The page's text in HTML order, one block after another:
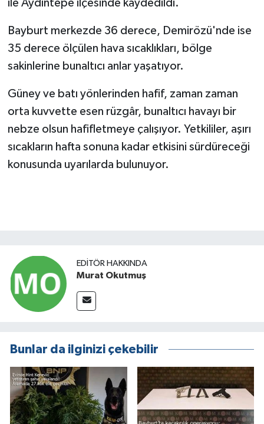
ile Aydıntepe ilçesinde kaydedildi.
Bayburt merkezde 36 derece, Demirözü'nde ise
35 derece ölçülen hava sıcaklıkları, bölge
sakinlerine bunaltıcı anlar yaşatıyor.
Güney ve batı yönlerinden hafif, zaman zaman
orta kuvvette esen rüzgâr, bunaltıcı havayı bir
nebze olsun hafifletmeye çalışıyor. Yetkililer, aşırı
sıcakların hafta sonuna kadar etkisini sürdüreceği
konusunda uyarılarda bulunuyor.
EDITÖR HAKKINDA
Murat Okutmuş
Bunlar da ilginizi çekebilir